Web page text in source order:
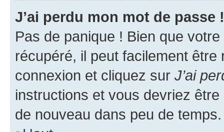
J’ai perdu mon mot de passe !
Pas de panique ! Bien que
récupéré, il peut facilement
connexion et cliquez sur J’ai
instructions et vous devriez
de nouveau dans peu de temps.